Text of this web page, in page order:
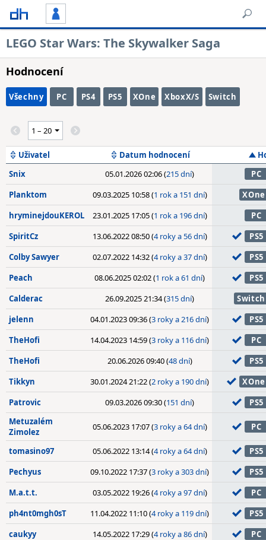
LEGO Star Wars: The Skywalker Saga
Hodnocení
Všechny PC PS4 PS5 XOne XboxX/S Switch
Uživatel Datum hodnocení
Snix
05.01.2026 02:06 (215 dní)
PC
Planktom
09.03.2025 10:58 (1 rok a 151 dní)
XOne
hryminejdouKEROL
23.01.2025 17:05 (1 rok a 196 dní)
PC
SpiritCz
13.06.2022 08:50 (4 roky a 56 dní)
PS5
Colby Sawyer
02.07.2022 14:32 (4 roky a 37 dní)
PS5
Peach
08.06.2025 02:02 (1 rok a 61 dní)
PS5
Calderac
26.09.2025 21:34 (315 dní)
Switch
jelenn
04.01.2023 09:36 (3 roky a 216 dní)
PS5
TheHofi
14.04.2023 14:59 (3 roky a 116 dní)
PC
TheHofi
20.06.2026 09:40 (48 dní)
PS5
Tikkyn
30.01.2024 21:22 (2 roky a 190 dní)
XOne
Patrovic
09.03.2026 09:30 (151 dní)
PS5
Metuzalém
Zimolez
05.06.2023 17:07 (3 roky a 64 dní) PC
tomasino97 05.06.2022 13:14 (4 roky a 64 dní)
PS5
Pechyus
09.10.2022 17:37 (3 roky a 303 dní)
PS5
M.a.t.t.
03.05.2022 19:26 (4 roky a 97 dní)
PC
ph4nt0mgh0sT
11.04.2022 11:10 (4 roky a 119 dní)
PS5
caukyy
14.05.2022 17:29 (4 roky a 86 dní)
PC